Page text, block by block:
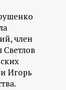
член
Игорь